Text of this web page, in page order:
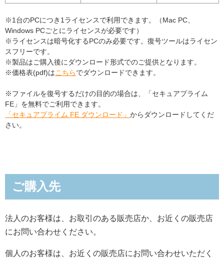
※1台のPCにつき1ライセンスで利用できます。（Mac PC、
Windows PCごとにライセンスが必要です）
※ライセンスは暗号化するPCのみ必要です。復号ツールはライセン
スフリーです。
※製品はご購入後にダウンロード形式でのご提供となります。
※価格表(pdf)はこちらでダウンロードできます。
※ファイルを復号するだけの目的の場合は、「セキュアプライム
FE」を無料でご利用できます。
「セキュアプライム FE ダウンロード」 からダウンロードしてくだ
さい。
ご購入先
法人のお客様は、お取引のある販売店か、お近くの販売店
にお問い合わせください。
個人のお客様は、お近くの販売店にお問い合わせいただく